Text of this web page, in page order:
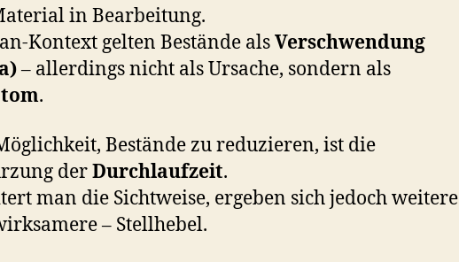
in Bearbeitung.
Kontext gelten Bestände alsVerschwendung
– allerdings nicht als Ursache, sondern als
.
Bestände zu reduzieren, ist die
derDurchlaufzeit.
man die Sichtweise, ergeben sich jedoch weitere
– Stellhebel.